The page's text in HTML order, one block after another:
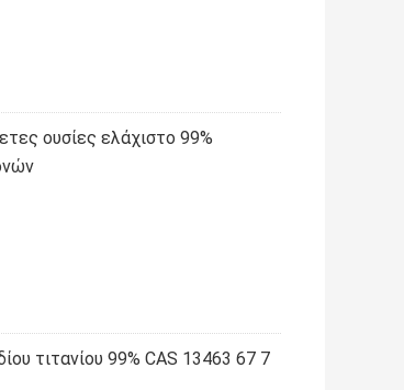
ουσίες ελάχιστο 99%
τιτανίου 99% CAS 13463 67 7